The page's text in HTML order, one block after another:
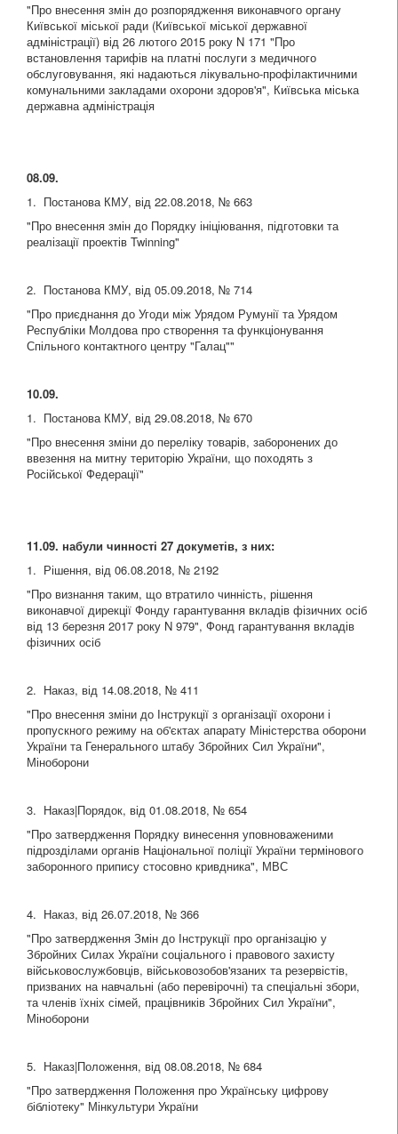
"Про внесення змін до розпорядження виконавчого органу
Київської міської ради (Київської міської державної
адміністрації) від 26 лютого 2015 року N 171 "Про
встановлення тарифів на платні послуги з медичного
обслуговування, які надаються лікувально-профілактичними
комунальними закладами охорони здоров'я", Київська міська
державна адміністрація
08.09.
1. Постанова КМУ, від 22.08.2018, № 663
"Про внесення змін до Порядку ініціювання, підготовки та
реалізації проектів Twinning"
2. Постанова КМУ, від 05.09.2018, № 714
"Про приєднання до Угоди між Урядом Румунії та Урядом
Республіки Молдова про створення та функціонування
Спільного контактного центру "Галац""
10.09.
1. Постанова КМУ, від 29.08.2018, № 670
"Про внесення зміни до переліку товарів, заборонених до
ввезення на митну територію України, що походять з
Російської Федерації"
11.09. набули чинності 27 докуметів, з них:
1. Рішення, від 06.08.2018, № 2192
"Про визнання таким, що втратило чинність, рішення
виконавчої дирекції Фонду гарантування вкладів фізичних осіб
від 13 березня 2017 року N 979", Фонд гарантування вкладів
фізичних осіб
2. Наказ, від 14.08.2018, № 411
"Про внесення зміни до Інструкції з організації охорони і
пропускного режиму на об'єктах апарату Міністерства оборони
України та Генерального штабу Збройних Сил України",
Міноборони
3. Наказ|Порядок, від 01.08.2018, № 654
"Про затвердження Порядку винесення уповноваженими
підрозділами органів Національної поліції України термінового
заборонного припису стосовно кривдника", МВС
4. Наказ, від 26.07.2018, № 366
"Про затвердження Змін до Інструкції про організацію у
Збройних Силах України соціального і правового захисту
військовослужбовців, військовозобов'язаних та резервістів,
призваних на навчальні (або перевірочні) та спеціальні збори,
та членів їхніх сімей, працівників Збройних Сил України",
Міноборони
5. Наказ|Положення, від 08.08.2018, № 684
"Про затвердження Положення про Українську цифрову
бібліотеку" Мінкультури України